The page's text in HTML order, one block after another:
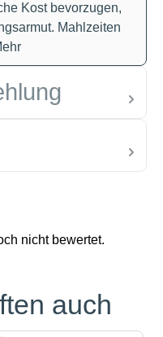
Kost bevorzugen,
Mahlzeiten
auch